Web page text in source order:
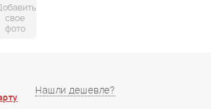
свое
фото
Нашли дешевле?